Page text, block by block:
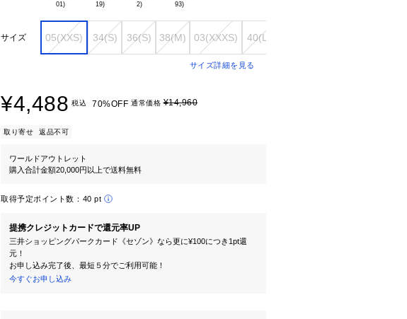
01)
19)
93)
サイズ 05(XXS) 34(S) 36(S) 38(M) 03(XXXS) 40(L)
サイズ詳細を見る
¥4,488 税込 70%OFF 通常価格¥14,960
取り寄せ 返品不可
ワールドアウトレット
購入合計金額20,000円以上で送料無料
取得予定ポイント数： 40 pt
提携クレジットカードで還元率UP
三井ショッピングパークカード《セゾン》なら更に¥100につき1pt還
元！
お申し込み完了後、最短５分でご利用可能！
今すぐお申し込み